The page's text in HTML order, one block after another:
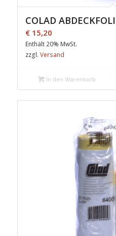
COLAD
€15,20
Enthält 20% MwSt.
zzgl. Versand
In den Warenkorb